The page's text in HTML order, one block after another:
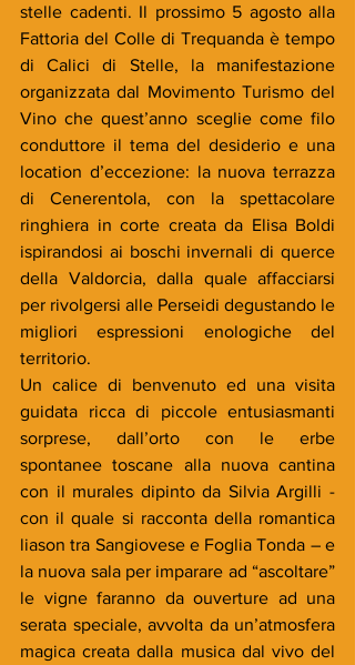
stelle cadenti. Il prossimo 5 agosto alla
Fattoria del Colle di Trequanda è tempo
di Calici di Stelle, la manifestazione
organizzata dal Movimento Turismo del
Vino che quest’anno sceglie come filo
conduttore il tema del desiderio e una
location d’eccezione: la nuova terrazza
di Cenerentola, con la spettacolare
ringhiera in corte creata da Elisa Boldi
ispirandosi ai boschi invernali di querce
della Valdorcia, dalla quale affacciarsi
per rivolgersi alle Perseidi degustando le
migliori espressioni enologiche del
territorio.
Un calice di benvenuto ed una visita
guidata ricca di piccole entusiasmanti
sorprese, dall’orto con le erbe
spontanee toscane alla nuova cantina
con il murales dipinto da Silvia Argilli -
con il quale si racconta della romantica
liason tra Sangiovese e Foglia Tonda – e
la nuova sala per imparare ad “ascoltare”
le vigne faranno da ouverture ad una
serata speciale, avvolta da un’atmosfera
magica creata dalla musica dal vivo del